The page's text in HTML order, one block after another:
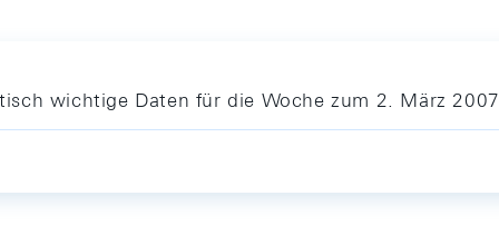
wichtige Daten für die Woche zum 2. März 2007